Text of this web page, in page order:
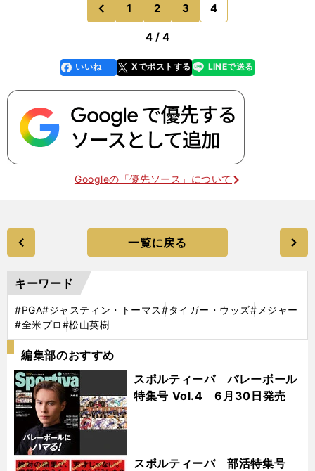
前
のページへ
1 2 3 4
4 / 4
faceboo
k
いいね Xでポストする
line LINEで送る
Googleの「優先ソース」について
一覧に戻る
キーワード
#PGA#ジャスティン・トーマス#タイガー・ウッズ#メジャー
#全米プロ#松山英樹
編集部のおすすめ
スポルティーバ バレーボール
特集号 Vol.4 6月30日発売
スポルティーバ 部活特集号